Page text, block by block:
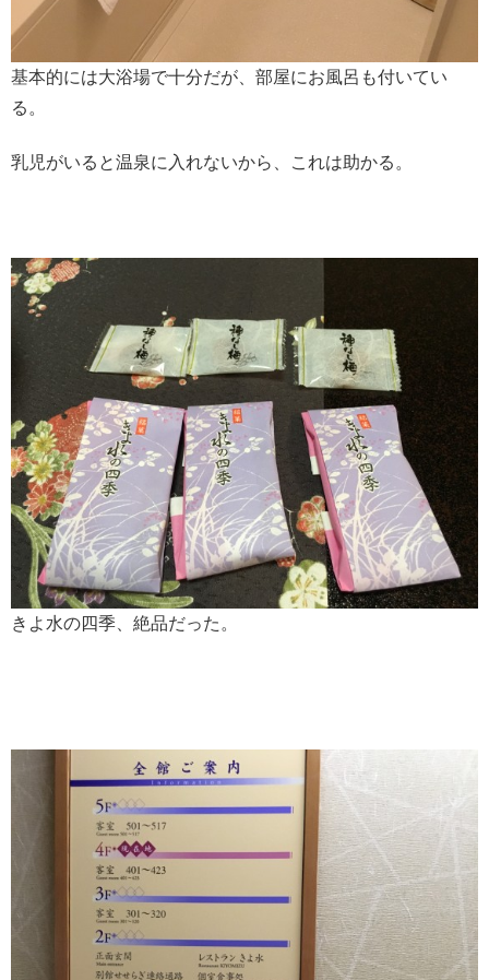
基本的には大浴場で十分だが、部屋にお風呂も付いてい
る。
乳児がいると温泉に入れないから、これは助かる。
きよ水の四季、絶品だった。